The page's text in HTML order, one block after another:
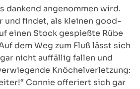
dankend angenommen wird.
und findet, als kleinen good-
einen Stock gespießte Rübe
dem Weg zum Fluß lässt sich
nicht auffällig fallen und
Knöchelverletzung:
Connie offeriert sich gar